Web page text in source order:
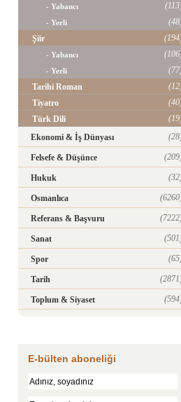
- Yabancı
- Yerli
Şiir
- Yabancı
- Yerli
Tarihi Roman
Tiyatro
Türk Dili
Ekonomi & İş Dünyası
Felsefe & Düşünce
Hukuk
Osmanlıca
Referans & Başvuru
Sanat
Spor
Tarih
Toplum & Siyaset
E-bülten aboneliği